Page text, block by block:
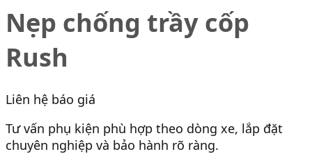
Nẹp chống trầy cốp
Rush
Liên hệ báo giá
Tư vấn phụ kiện phù hợp theo dòng xe, lắp đặt
chuyên nghiệp và bảo hành rõ ràng.